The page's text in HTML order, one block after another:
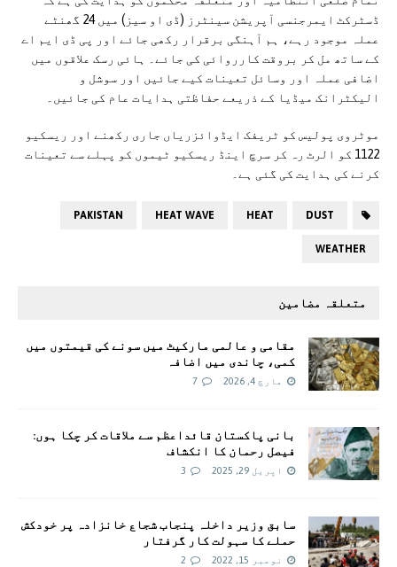
ڈسٹرکٹ ایمرجنسی آپریشن سینٹرز (ڈی او سیز) میں 24 گھنٹے
عملہ موجود رہے، ہم آہنگی برقرار رکھی جائے اور پی ڈی ایم اے
کے ساتھ مل کر بروقت کارروائی کی جائے۔ ہائی رسک علاقوں میں
اضافی عملہ اور وسائل تعینات کیے جائیں اور سوشل و
الیکٹرانک میڈیا کے ذریعے حفاظتی ہدایات عام کی جائیں۔
موٹروی پولیس کو ٹریفک ایڈوائزریاں جاری رکھنے اور ریسکیو
1122 کو الرٹ رہ کر سرچ اینڈ ریسکیو ٹیموں کو پہلے سے تعینات
کرنے کی ہدایت کی گئی ہے۔
DUST
HEAT
HEAT WAVE
PAKISTAN
WEATHER
متعلقہ مضامین
مقامی و عالمی مارکیٹ میں سونے کی قیمتوں میں
کمی، چاندی میں اضافہ
مارچ 4, 2026 7
بانی پاکستان قائداعظم سے ملاقات کر چکا ہوں:
فیصل رحمان کا انکشاف
اپریل 29, 2025 3
سابق وزیر داخلہ پنجاب شجاع خانزادہ پر خودکش
حملے کا سہولت کار گرفتار
نومبر 15, 2022 2